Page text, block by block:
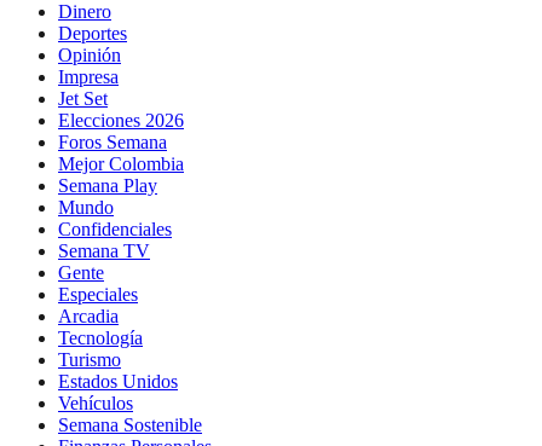
Dinero
Deportes
Opinión
Impresa
Jet Set
Elecciones 2026
Foros Semana
Mejor Colombia
Semana Play
Mundo
Confidenciales
Semana TV
Gente
Especiales
Arcadia
Tecnología
Turismo
Estados Unidos
Vehículos
Semana Sostenible